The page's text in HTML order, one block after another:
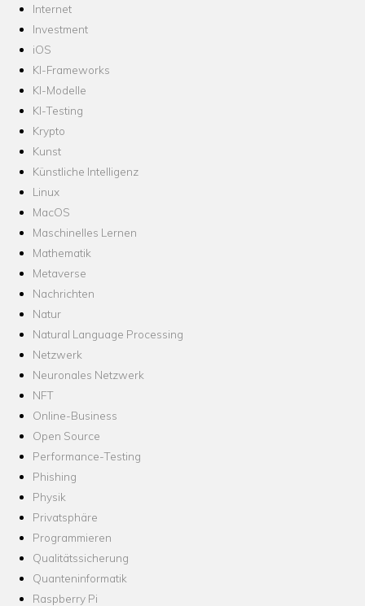
Internet
Investment
iOS
KI-Frameworks
KI-Modelle
KI-Testing
Krypto
Kunst
Künstliche Intelligenz
Linux
MacOS
Maschinelles Lernen
Mathematik
Metaverse
Nachrichten
Natur
Natural Language Processing
Netzwerk
Neuronales Netzwerk
NFT
Online-Business
Open Source
Performance-Testing
Phishing
Physik
Privatsphäre
Programmieren
Qualitätssicherung
Quanteninformatik
Raspberry Pi